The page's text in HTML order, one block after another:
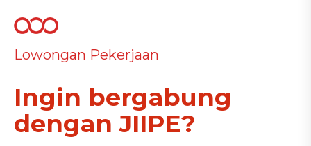
Lowongan Pekerjaan
Ingin bergabung
dengan JIIPE?